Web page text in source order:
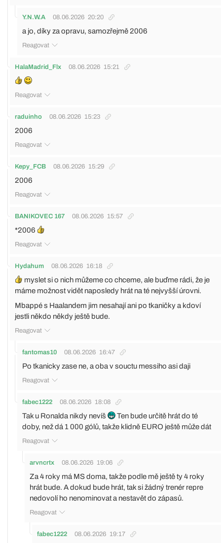
Y.N.W.A 08.06.2026 20:20
a jo, díky za opravu, samozřejmě 2006
Reagovat
HalaMadrid_Flx 08.06.2026 15:21
Reagovat
raduinho 08.06.2026 15:23
2006
Reagovat
Kepy_FCB 08.06.2026 15:29
2006
Reagovat
BANIKOVEC 167 08.06.2026 15:57
*2006
Reagovat
Hydahum 08.06.2026 16:18
myslet si o nich můžeme co chceme, ale buďme rádi, že je
máme možnost vidět naposledy hrát na té nejvyšší úrovni.
Mbappé s Haalandem jim nesahají ani po tkaničky a kdoví
jestli někdo někdy ještě bude.
Reagovat
fantomas10 08.06.2026 16:47
Po tkanicky zase ne, a oba v souctu messiho asi daji
Reagovat
fabec1222 08.06.2026 18:08
Tak u Ronalda nikdy nevíš
Ten bude určitě hrát do té
doby, než dá 1 000 gólů, takže klidně EURO ještě může dát
Reagovat
arvncrtx 08.06.2026 19:06
Za 4 roky má MS doma, takže podle mě ještě ty 4 roky
hrát bude. A dokud bude hrát, tak si žádný trenér repre
nedovolí ho nenominovat a nestavět do zápasů.
Reagovat
fabec1222 08.06.2026 19:17